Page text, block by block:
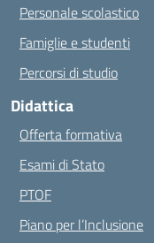
Personale scolastico
Famiglie e studenti
Percorsi di studio
Didattica
Offerta formativa
Esami di Stato
PTOF
Piano per l’Inclusione